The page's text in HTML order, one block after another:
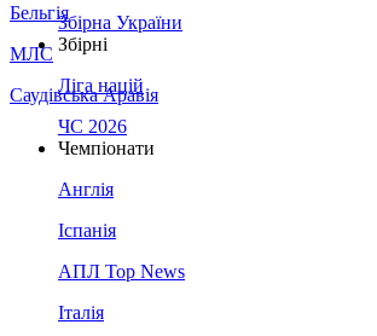
Бельгія
МЛС
Саудівська Аравія
Збірна України
Збірні
Ліга націй
ЧС 2026
Чемпіонати
Англія
Іспанія
АПЛ Top News
Італія